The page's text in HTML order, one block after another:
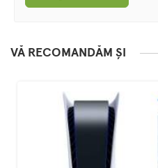
VĂ RECOMANDĂM ȘI